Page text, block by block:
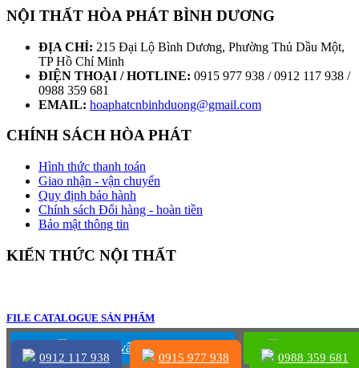
NỘI THẤT HÒA PHÁT BÌNH DƯƠNG
ĐỊA CHỈ: 215 Đại Lộ Bình Dương, Phường Thủ Dầu Một,
TP Hồ Chí Minh
ĐIỆN THOẠI / HOTLINE: 0915 977 938 / 0912 117 938 /
0988 359 681
EMAIL: hoaphatcnbinhduong@gmail.com
CHÍNH SÁCH HÒA PHÁT
Hình thức thanh toán
Giao nhận - vận chuyển
Quy định bảo hành
Chính sách Đổi hàng - hoàn tiền
Bảo mật thông tin
KIẾN THỨC NỘI THẤT
FILE CATALOGUE SẢN PHẨM
0912 117 938 0915 977 938 0988 359 681
Chat tư vấn sản phẩm